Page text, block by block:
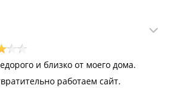
и близко от моего дома.
работаем сайт.